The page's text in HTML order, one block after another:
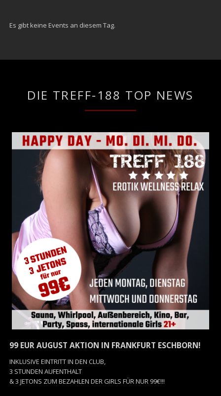
Es gibt keine Events an diesem Tag.
DIE TREFF-188 TOP NEWS
99 EUR AUGUST AKTION IN FRANKFURT ESCHBORN!
INKLUSIVE EINTRITT IN DEN CLUB,
3 STUNDEN AUFENTHALT
& 3 JETONS ZUM BEZAHLEN DER GIRLS FÜR NUR 99€!!!